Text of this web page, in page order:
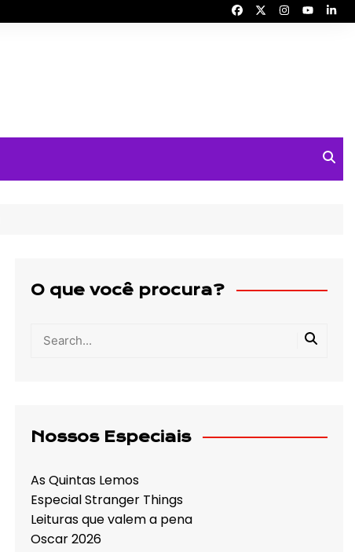
O que você procura?
Nossos Especiais
As Quintas Lemos
Especial Stranger Things
Leituras que valem a pena
Oscar 2026